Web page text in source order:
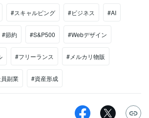
#スキャルピング #ビジネス #AI
#節約 #S&P500 #Webデザイン
#フリーランス #メルカリ物販
副業 #資産形成